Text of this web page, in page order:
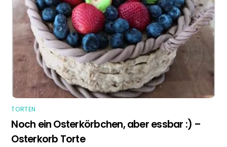
TORTEN
Noch ein Osterkörbchen, aber essbar :) –
Osterkorb Torte